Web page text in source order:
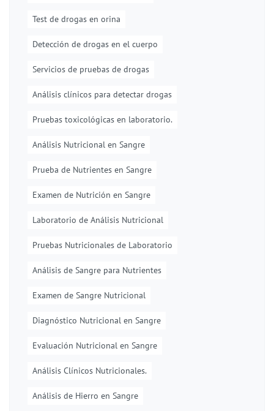
Test de drogas en orina
Detección de drogas en el cuerpo
Servicios de pruebas de drogas
Análisis clínicos para detectar drogas
Pruebas toxicológicas en laboratorio.
Análisis Nutricional en Sangre
Prueba de Nutrientes en Sangre
Examen de Nutrición en Sangre
Laboratorio de Análisis Nutricional
Pruebas Nutricionales de Laboratorio
Análisis de Sangre para Nutrientes
Examen de Sangre Nutricional
Diagnóstico Nutricional en Sangre
Evaluación Nutricional en Sangre
Análisis Clínicos Nutricionales.
Análisis de Hierro en Sangre